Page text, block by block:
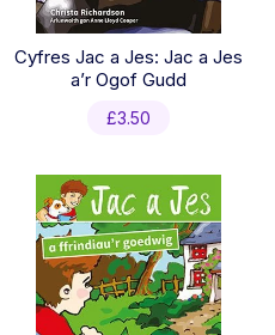
Cyfres Jac a Jes: Jac a Jes
a’r Ogof Gudd
£3.50